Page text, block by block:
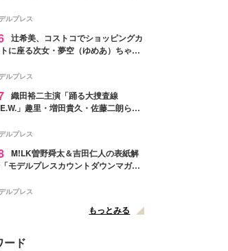
ルプレス
辻希美、コストコでショッピングカ
に座る次女・夢空（ゆめあ）ちゃん
「成長を感じる」の声
ルプレス
織田裕二主演「踊る大捜査線
」趣里・増田貴久・佐藤二朗ら新
る“謎のキーワード”も
ルプレス
M!LK曽野舜太＆吉田仁人の表紙解
モデルプレスカウントダウンマガジ
ルプレス
もっとみる
ード